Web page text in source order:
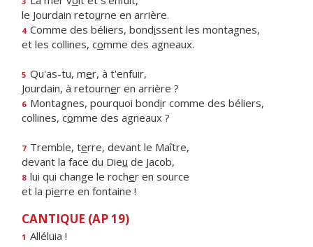
le Jourdain retourne en arrière.
4 Comme des béliers, bondissent les montagnes,
et les collines, comme des agneaux.
5 Qu'as-tu, mer, à t'enfuir,
Jourdain, à retourner en arrière ?
6 Montagnes, pourquoi bondir comme des béliers,
collines, comme des agneaux ?
7 Tremble, terre, devant le Maître,
devant la face du Dieu de Jacob,
8 lui qui change le rocher en source
et la pierre en fontaine !
CANTIQUE (AP 19)
1 Alléluia !